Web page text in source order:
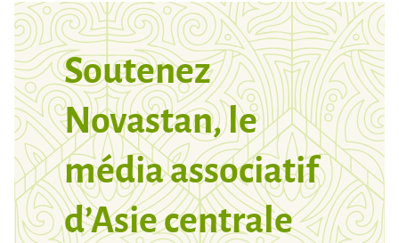
Soutenez
Novastan, le
média associatif
d’Asie centrale